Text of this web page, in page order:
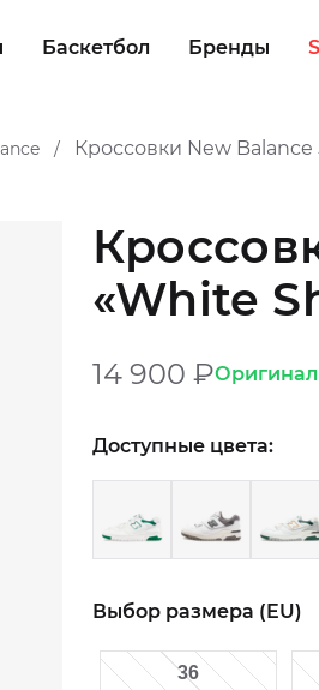
Баскетбол Бренды
/ Кроссовки New
«White
14 900 ₽Оригинал
Доступные цвета:
Выбор размера (EU)
36